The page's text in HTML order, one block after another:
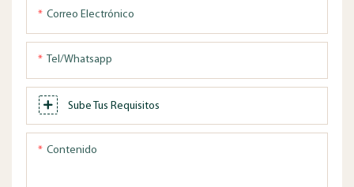
Correo Electrónico
Tel/whatsapp
Sube Tus Requisitos
Contenido